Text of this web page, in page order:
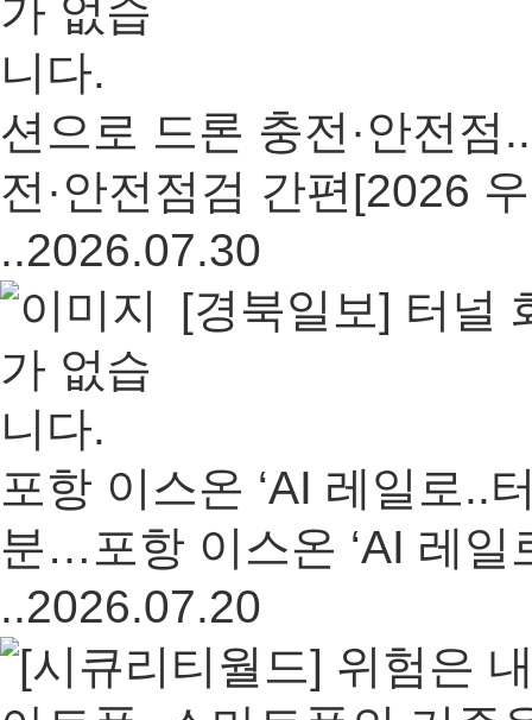
션으로 드론 충전·안전점..
전·안전점검 간편[2026
..2026.07.30
[경북일보] 터널
포항 이스온 ‘AI 레일로..
분…포항 이스온 ‘AI 레일
..2026.07.20